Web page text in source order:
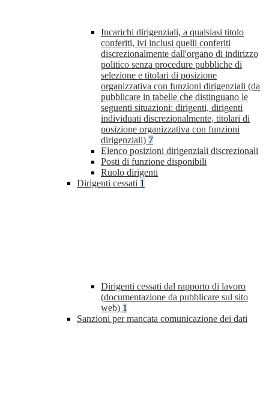
Incarichi dirigenziali, a qualsiasi titolo
conferiti, ivi inclusi quelli conferiti
discrezionalmente dall'organo di indirizzo
politico senza procedure pubbliche di
selezione e titolari di posizione
organizzativa con funzioni dirigenziali (da
pubblicare in tabelle che distinguano le
seguenti situazioni: dirigenti, dirigenti
individuati discrezionalmente, titolari di
posizione organizzativa con funzioni
dirigenziali) 7
Elenco posizioni dirigenziali discrezionali
Posti di funzione disponibili
Ruolo dirigenti
Dirigenti cessati 1
Dirigenti cessati dal rapporto di lavoro
(documentazione da pubblicare sul sito
web) 1
Sanzioni per mancata comunicazione dei dati